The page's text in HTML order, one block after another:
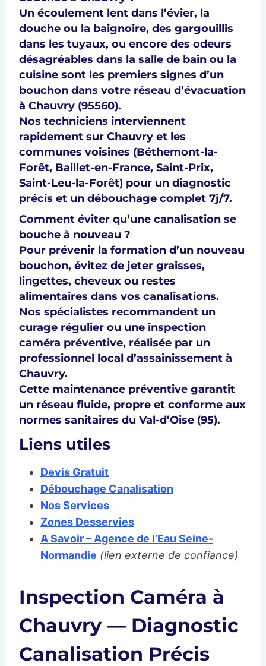
Un écoulement lent dans l’évier, la
douche ou la baignoire, des gargouillis
dans les tuyaux, ou encore des odeurs
désagréables dans la salle de bain ou la
cuisine sont les premiers signes d’un
bouchon dans votre réseau d’évacuation
à Chauvry (95560).
Nos techniciens interviennent
rapidement sur Chauvry et les
communes voisines (Béthemont-la-
Forêt, Baillet-en-France, Saint-Prix,
Saint-Leu-la-Forêt) pour un diagnostic
précis et un débouchage complet 7j/7.
Comment éviter qu’une canalisation se
bouche à nouveau ?
Pour prévenir la formation d’un nouveau
bouchon, évitez de jeter graisses,
lingettes, cheveux ou restes
alimentaires dans vos canalisations.
Nos spécialistes recommandent un
curage régulier ou une inspection
caméra préventive, réalisée par un
professionnel local d’assainissement à
Chauvry.
Cette maintenance préventive garantit
un réseau fluide, propre et conforme aux
normes sanitaires du Val-d’Oise (95).
Liens utiles
Devis Gratuit
Débouchage Canalisation
Nos Services
Zones Desservies
A Savoir – Agence de l’Eau Seine-
Normandie (lien externe de confiance)
Inspection Caméra à
Chauvry — Diagnostic
Canalisation Précis